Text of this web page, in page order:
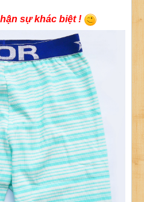
sự khác biệt !